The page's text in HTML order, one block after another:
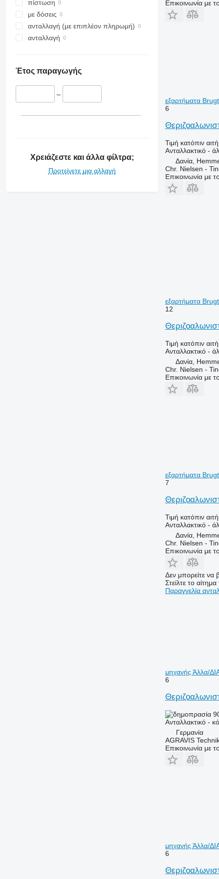
4040
6090
7000
9500
9540 WTS
9650
πίστωση
με δόσεις
ανταλλαγή (με επιπλέον πληρωμή)
ανταλλαγή
Έτος παραγωγής
–
Χρειάζεστε και άλλα φίλτρα;
Προτείνετε μια αλλαγή
Επικοινωνία με
εξαρτήματα
6
Τιμή κατόπιν
Ανταλλακτικό -
Δανία,
Chr. Nielsen -
Επικοινωνία με
εξαρτήματα
12
Τιμή κατόπιν
Ανταλλακτικό -
Δανία,
Chr. Nielsen -
Επικοινωνία με
εξαρτήματα
7
Τιμή κατόπιν
Ανταλλακτικό -
Δανία,
Chr. Nielsen -
Επικοινωνία με
Δεν μπορείτε να
Στείλτε το
Παραγγελία
μηχανής Άλλα/
6
Ανταλλακτικό -
Γερμανία
AGRAVIS
Επικοινωνία με
μηχανής Άλλα/
6